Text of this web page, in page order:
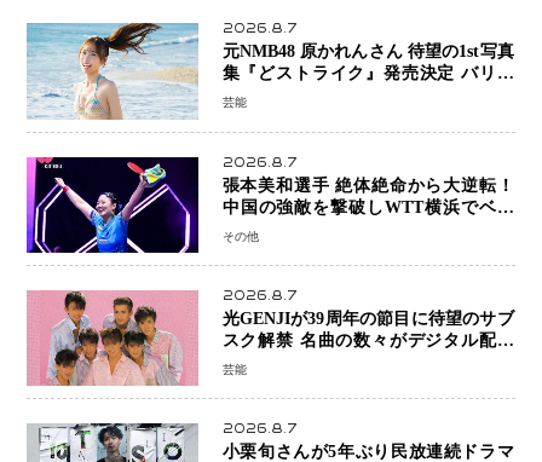
2026.8.7
元NMB48 原かれんさん 待望の1st写真
集『どストライク』発売決定 バリで
魅せる25歳の新境地
芸能
2026.8.7
張本美和選手 絶体絶命から大逆転！
中国の強敵を撃破しWTT横浜でベス
ト8進出
その他
2026.8.7
光GENJIが39周年の節目に待望のサブ
スク解禁 名曲の数々がデジタル配信
へ 40周年へ向け1年間で全作品を順次
芸能
2026.8.7
小栗旬さんが5年ぶり民放連続ドラマ